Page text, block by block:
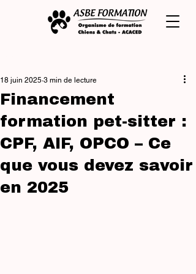
Financement
formation pet-sitter :
CPF, AIF, OPCO – Ce
que vous devez savoir
en 2025
18 juin 2025 3 min de lecture